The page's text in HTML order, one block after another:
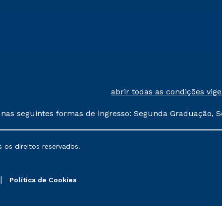
abrir todas as condições
seguintes formas de ingresso: Segunda Graduação,
poderão sofrer alterações nos períodos de
os direitos reservados.
Política de Cookies